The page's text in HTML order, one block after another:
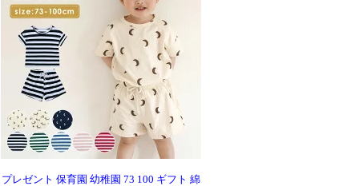
プレゼント 保育園 幼稚園 73 100 ギフト 綿